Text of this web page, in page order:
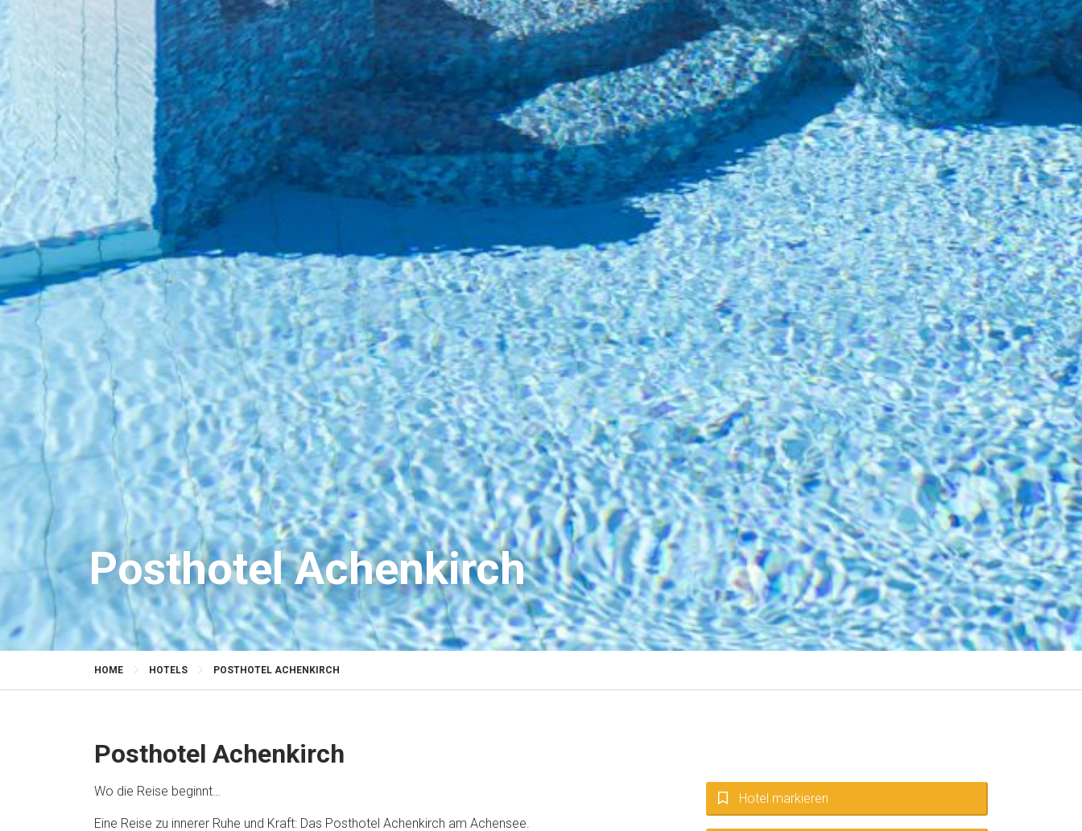
Posthotel Achenkirch
HOME HOTELS POSTHOTEL ACHENKIRCH
Posthotel Achenkirch
Wo die Reise beginnt…
Eine Reise zu innerer Ruhe und Kraft: Das Posthotel Achenkirch am Achensee.
Hotel markieren